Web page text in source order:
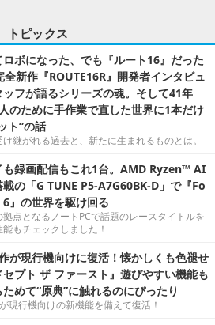
トピックス
ボになった、でも『ルート16』だった
新作『ROUTE16R』開発者インタビュ
フが語るシリーズの魂。そして41年
のために手作業で直した世界に1本だけ
ト”の話
継がれる過去と、新たに生まれるものとは。
も録画配信もこれ1台。AMD Ryzen™ AI
の「G TUNE P5-A7G60BK-D」で『Fo
』の世界を駆け回る
点となるノートPCで話題のレースタイトルを
もチェックしました！
が現行機向けに復活！懐かしくも色褪せ
プト ザ ファースト』遊びやすい機能も
めて“原典”に触れるのにぴったり
現行機向けの新機能を備えて復活！